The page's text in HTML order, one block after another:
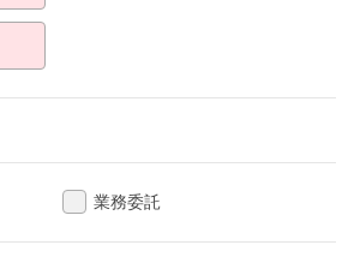
業務委託